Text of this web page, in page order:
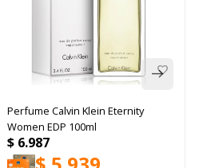
Perfume Calvin Klein Eternity
Women EDP 100ml
$ 6.987